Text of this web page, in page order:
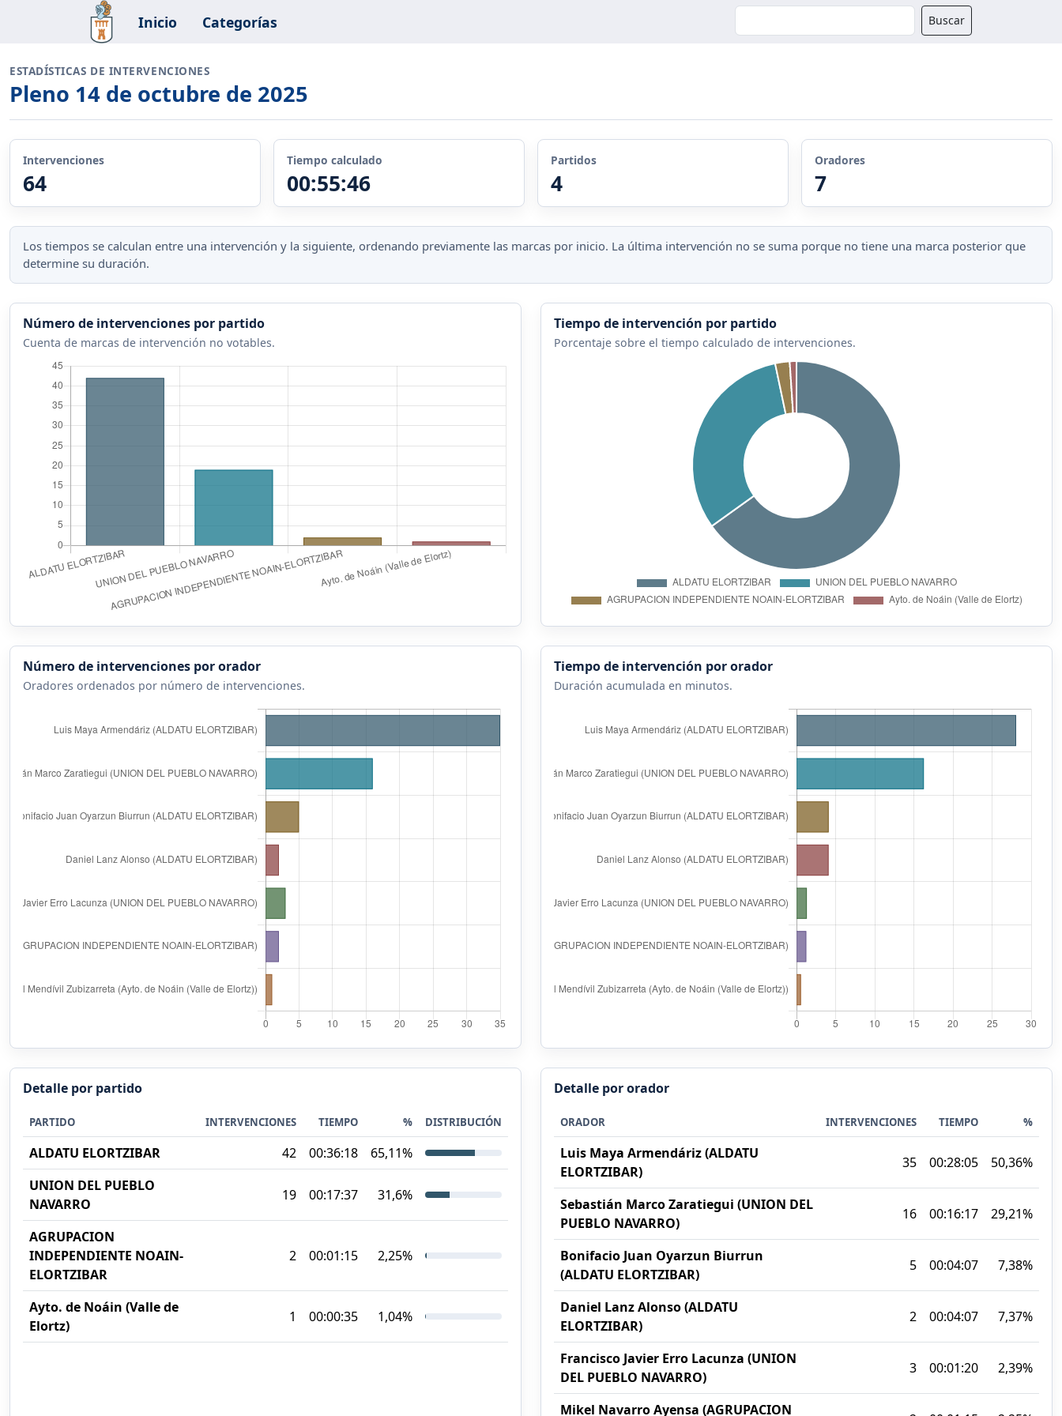
Inicio Categorías Buscador Buscar
ESTADÍSTICAS DE INTERVENCIONES
Pleno 14 de octubre de 2025
Intervenciones
64
Tiempo calculado
00:55:46
Partidos
4
Oradores
7
Los tiempos se calculan entre una intervención y la siguiente, ordenando previamente las marcas por inicio. La última intervención no se suma porque no tiene una marca posterior que
determine su duración.
Número de intervenciones por partido
Cuenta de marcas de intervención no votables.
Tiempo de intervención por partido
Porcentaje sobre el tiempo calculado de intervenciones.
Número de intervenciones por orador
Oradores ordenados por número de intervenciones.
Tiempo de intervención por orador
Duración acumulada en minutos.
Detalle por partido
PARTIDO INTERVENCIONES TIEMPO % DISTRIBUCIÓN
ALDATU ELORTZIBAR 42 00:36:18
65,11%
UNION DEL PUEBLO
NAVARRO
19 00:17:37 31,6%
AGRUPACION
INDEPENDIENTE NOAIN-
ELORTZIBAR
2 00:01:15 2,25%
Ayto. de Noáin (Valle de
Elortz)
1 00:00:35 1,04%
Detalle por orador
ORADOR INTERVENCIONES TIEMPO %
Luis Maya Armendáriz (ALDATU
ELORTZIBAR)
35 00:28:05 50,36%
Sebastián Marco Zaratiegui (UNION DEL
PUEBLO NAVARRO)
16 00:16:17 29,21%
Bonifacio Juan Oyarzun Biurrun
(ALDATU ELORTZIBAR)
5 00:04:07 7,38%
Daniel Lanz Alonso (ALDATU
ELORTZIBAR)
2 00:04:07 7,37%
Francisco Javier Erro Lacunza (UNION
DEL PUEBLO NAVARRO)
3 00:01:20 2,39%
Mikel Navarro Ayensa (AGRUPACION